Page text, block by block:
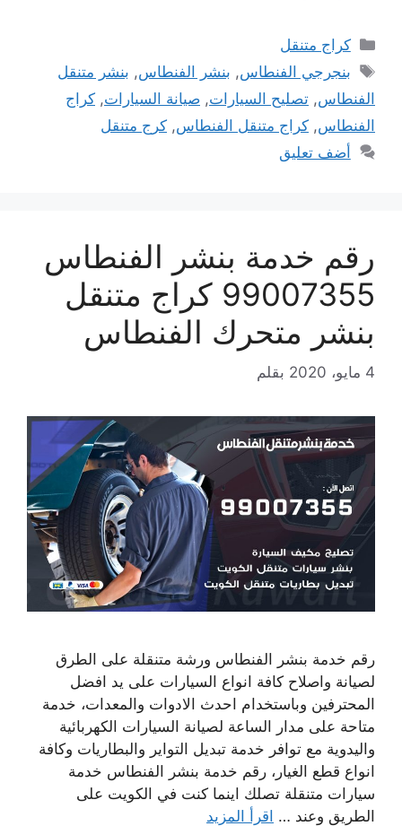
التصنيفات
كراج متنقل
الوسوم
بنجرجي الفنطاس, بنشر الفنطاس, بنشر متنقل
الفنطاس, تصليح السيارات, صيانة السيارات, كراج
الفنطاس, كراج متنقل الفنطاس, كرج متنقل
أضف تعليق
رقم خدمة بنشر الفنطاس
99007355 كراج متنقل
بنشر متحرك الفنطاس
4 مايو، 2020 بقلم
رقم خدمة بنشر الفنطاس ورشة متنقلة على الطرق
لصيانة واصلاح كافة انواع السيارات على يد افضل
المحترفين وباستخدام احدث الادوات والمعدات، خدمة
متاحة على مدار الساعة لصيانة السيارات الكهربائية
واليدوية مع توافر خدمة تبديل التواير والبطاريات وكافة
انواع قطع الغيار، رقم خدمة بنشر الفنطاس خدمة
سيارات متنقلة تصلك اينما كنت في الكويت على
الطريق وعند … اقرأ المزيد